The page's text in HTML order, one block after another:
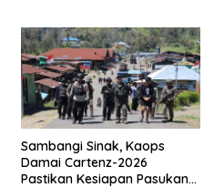
Sambangi Sinak, Kaops
Damai Cartenz-2026
Pastikan Kesiapan Pasukan